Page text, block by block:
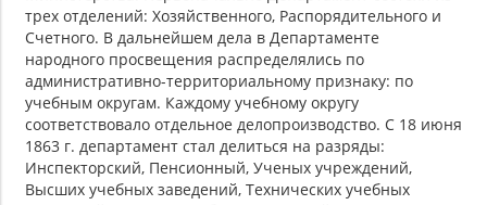
трех отделений: Хозяйственного, Распорядительного и
Счетного. В дальнейшем дела в Департаменте
народного просвещения распределялись по
административно-территориальному признаку: по
учебным округам. Каждому учебному округу
соответствовало отдельное делопроизводство. С 18 июня
1863 г. департамент стал делиться на разряды:
Инспекторский, Пенсионный, Ученых учреждений,
Высших учебных заведений, Технических учебных